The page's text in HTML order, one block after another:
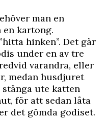
man en
en kartong.
hinken”. Det går
under en av tre
varandra, eller
medan husdjuret
ute katten
för att sedan låta
det gömda godiset.